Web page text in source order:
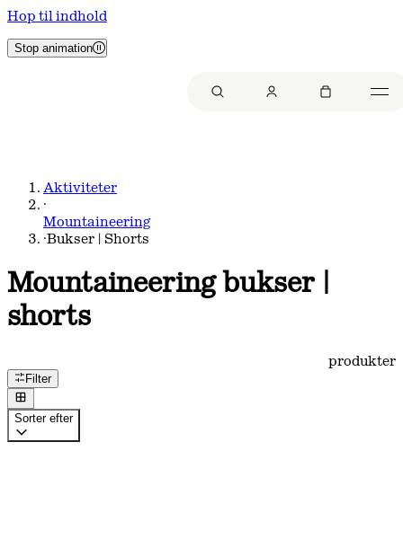
Hop til indhold
Stop animation
Aktiviteter
·
Mountaineering
·Bukser | Shorts
Mountaineering bukser |
shorts
produkter
Filter
Sorter efter